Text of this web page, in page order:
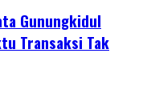
Gunungkidul
Transaksi Tak